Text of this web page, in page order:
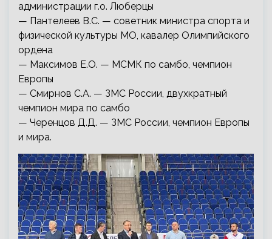
администрации г.о. Люберцы
— Пантелеев В.С. — советник министра спорта и
физической культуры МО, кавалер Олимпийского
ордена
— Максимов Е.О. — МСМК по самбо, чемпион
Европы
— Смирнов С.А. — ЗМС России, двухкратный
чемпион мира по самбо
— Черенцов Д.Д. — ЗМС России, чемпион Европы
и мира.